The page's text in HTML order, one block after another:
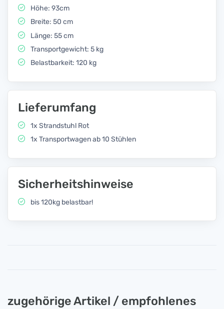
Höhe: 93cm
Breite: 50 cm
Länge: 55 cm
Transportgewicht: 5 kg
Belastbarkeit: 120 kg
Lieferumfang
1x Strandstuhl Rot
1x Transportwagen ab 10 Stühlen
Sicherheitshinweise
bis 120kg belastbar!
zugehörige Artikel / empfohlenes